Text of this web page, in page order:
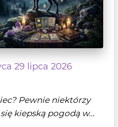
29 lipca 2026
Pewnie niektórzy
kiepską pogodą w...